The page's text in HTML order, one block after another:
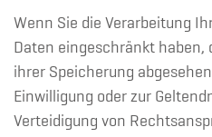
Wenn Sie die Verarbeitung
Daten eingeschränkt haben,
ihrer Speicherung
Einwilligung oder zur
Verteidigung von